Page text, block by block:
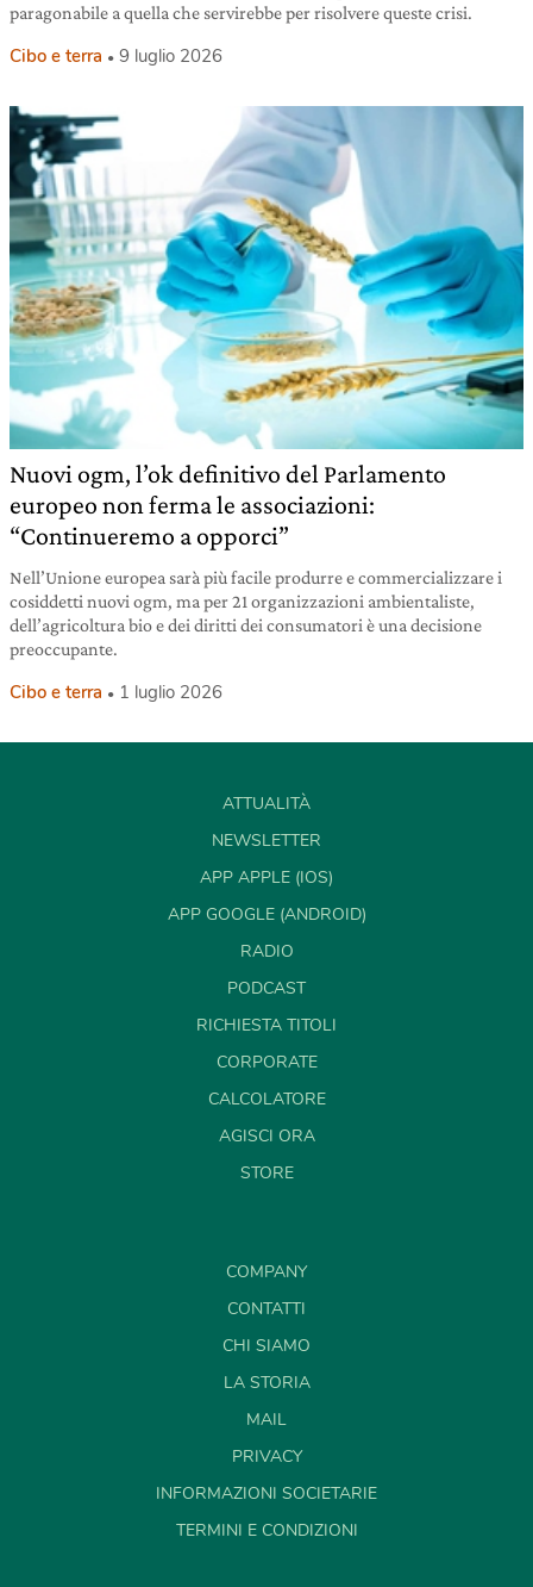
paragonabile a quella che servirebbe per risolvere queste crisi.
Cibo e terra 9 luglio 2026
Nuovi ogm, l’ok definitivo del Parlamento
europeo non ferma le associazioni:
“Continueremo a opporci”
Nell’Unione europea sarà più facile produrre e commercializzare i
cosiddetti nuovi ogm, ma per 21 organizzazioni ambientaliste,
dell’agricoltura bio e dei diritti dei consumatori è una decisione
preoccupante.
Cibo e terra 1 luglio 2026
ATTUALITÀ
NEWSLETTER
APP APPLE (IOS)
APP GOOGLE (ANDROID)
RADIO
PODCAST
RICHIESTA TITOLI
CORPORATE
CALCOLATORE
AGISCI ORA
STORE
COMPANY
CONTATTI
CHI SIAMO
LA STORIA
MAIL
PRIVACY
INFORMAZIONI SOCIETARIE
TERMINI E CONDIZIONI